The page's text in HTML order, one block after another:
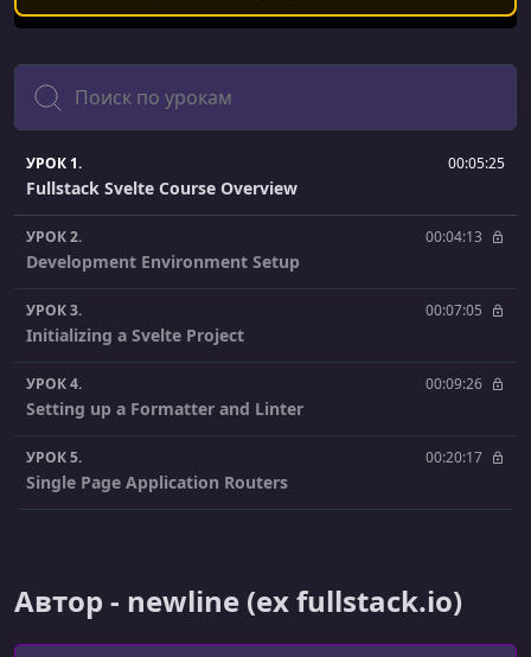
Поиск
УРОК 1. 00:05:25
Fullstack Svelte Course Overview
УРОК 2. 00:04:13
Development Environment Setup
УРОК 3. 00:07:05
Initializing a Svelte Project
УРОК 4. 00:09:26
Setting up a Formatter and Linter
УРОК 5. 00:20:17
Single Page Application Routers
УРОК 7. 00:06:16
Автор - newline (ex fullstack.io)